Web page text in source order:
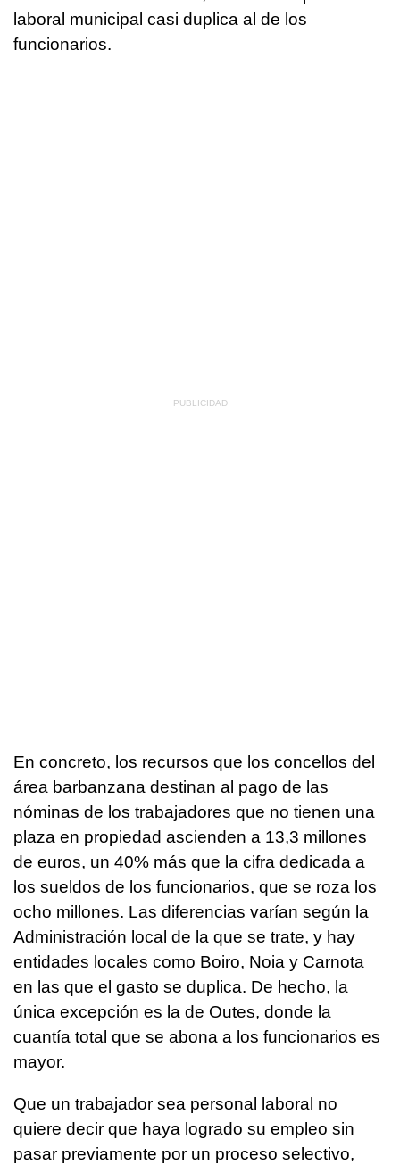
laboral municipal casi duplica al de los
funcionarios.
En concreto, los recursos que los concellos del
área barbanzana destinan al pago de las
nóminas de los trabajadores que no tienen una
plaza en propiedad ascienden a 13,3 millones
de euros, un 40% más que la cifra dedicada a
los sueldos de los funcionarios, que se roza los
ocho millones. Las diferencias varían según la
Administración local de la que se trate, y hay
entidades locales como Boiro, Noia y Carnota
en las que el gasto se duplica. De hecho, la
única excepción es la de Outes, donde la
cuantía total que se abona a los funcionarios es
mayor.
Que un trabajador sea personal laboral no
quiere decir que haya logrado su empleo sin
pasar previamente por un proceso selectivo,